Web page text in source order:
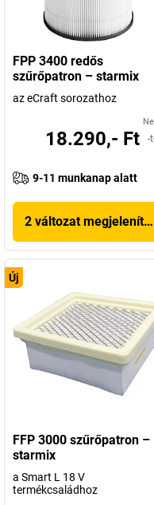
FPP 3400 redős
szűrőpatron – starmix
az eCraft sorozathoz
18.290,- Ft -
9-11 munkanap alatt
2 változat
Új
FFP 3000 szűrőpatron –
starmix
a Smart L 18 V
termékcsaládhoz